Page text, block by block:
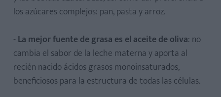
los azúcares complejos: pan, pasta y arroz.
- La mejor fuente de grasa es el aceite de oliva: no
cambia el sabor de la leche materna y aporta al
recién nacido ácidos grasos monoinsaturados,
beneficiosos para la estructura de todas las células.